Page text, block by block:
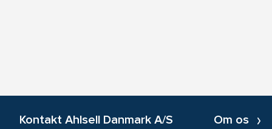
Kontakt Ahlsell Danmark A/S Om os